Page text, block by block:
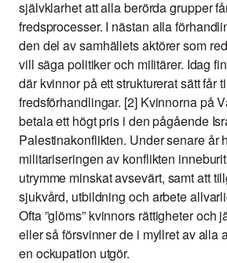
självklarhet att alla berörda grupper
fredsprocesser. I nästan alla
den del av samhällets aktörer som
vill säga politiker och militärer. Idag
där kvinnor på ett strukturerat sätt får
fredsförhandlingar. [2] Kvinnorna på
betala ett högt pris i den pågående
Palestinakonflikten. Under senare år
militariseringen av konflikten
utrymme minskat avsevärt, samt att
sjukvård, utbildning och arbete
Ofta ”glöms” kvinnors rättigheter och
eller så försvinner de i myllret av alla
en ockupation utgör.